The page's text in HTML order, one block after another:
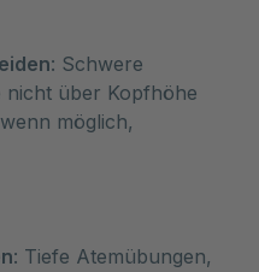
: Schwere
nicht über Kopfhöhe
möglich,
: Tiefe Atemübungen,